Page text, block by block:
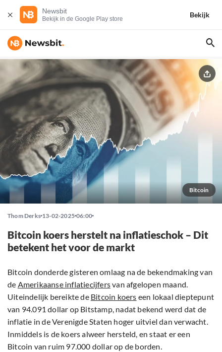
Newsbit
Bekijk in de Google Play store
Bekijk
Bitcoin
Thom Derks 13-02-2025 06:00
Bitcoin koers herstelt na inflatieschok – Dit
betekent het voor de markt
Bitcoin donderde gisteren omlaag na de bekendmaking van
de Amerikaanse inflatiecijfersvan afgelopen maand.
Uiteindelijk bereikte de Bitcoin koers een lokaal dieptepunt
van 94.091 dollar op Bitstamp, nadat bekend werd dat de
inflatie in de Verenigde Staten hoger uitviel dan verwacht.
Inmiddels is de koers alweer hersteld, en staat er een
Bitcoin van ruim 97.000 dollar op de borden.